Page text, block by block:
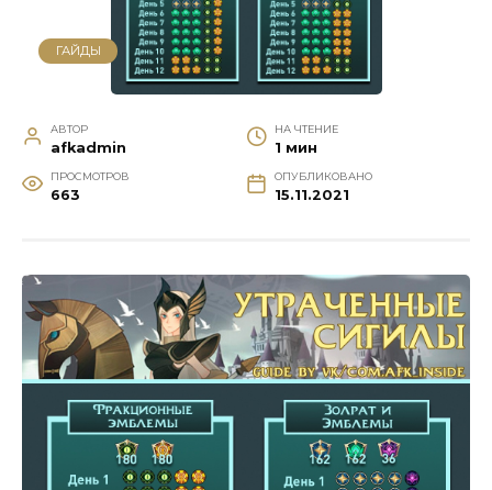
ГАЙДЫ
АВТОР
afkadmin
НА ЧТЕНИЕ
1 мин
ПРОСМОТРОВ
663
ОПУБЛИКОВАНО
15.11.2021